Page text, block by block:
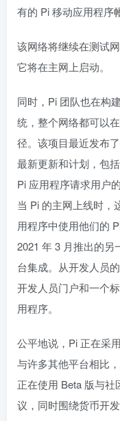
有的 Pi 移动应用程序
该网络将继续在测试
它将在主网上启动。
同时，Pi 团队也在构
统，整个网络都可以
径。该项目最近发布
最新更新和计划，包
Pi 应用程序请求用户
当 Pi 的主网上线时，
用程序中使用他们的
2021 年 3 月推出的
台集成。从开发人员
开发人员门户和一个
用程序。
公平地说，Pi 正在采
与许多其他平台相比
正在使用 Beta 版与
议，同时围绕货币开